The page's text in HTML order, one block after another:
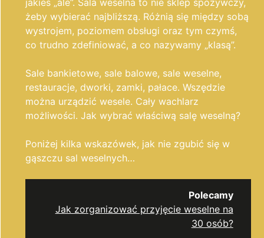
jakieś „ale”. Sala weselna to nie sklep spożywczy,
żeby wybierać najbliższą. Różnią się między sobą
wystrojem, poziomem obsługi oraz tym czymś,
co trudno zdefiniować, a co nazywamy „klasą”.
Sale bankietowe, sale balowe, sale weselne,
restauracje, dworki, zamki, pałace. Wszędzie
można urządzić wesele. Cały wachlarz
możliwości. Jak wybrać właściwą salę weselną?
Poniżej kilka wskazówek, jak nie zgubić się w
gąszczu sal weselnych…
Polecamy
Jak zorganizować przyjęcie weselne na
30 osób?